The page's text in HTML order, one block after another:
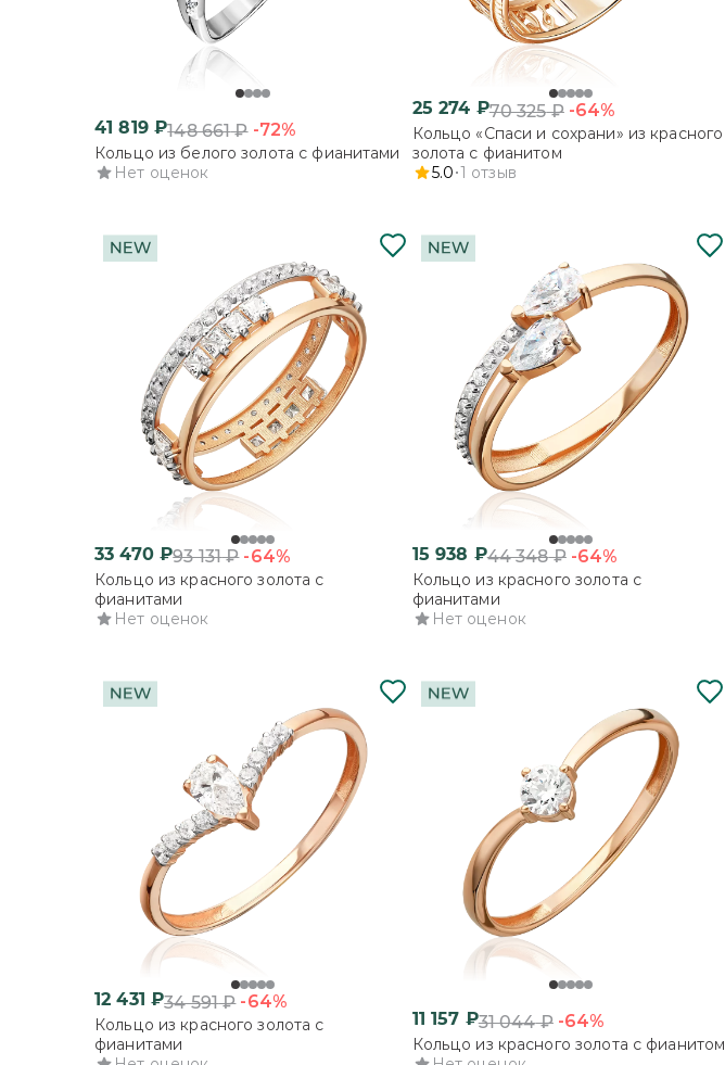
41 819₽148 661₽ -72%
Кольцо из белого золота с фианитами
Нет оценок
25 274 ₽70 325₽ -64%
Кольцо «Спаси и сохрани» из красного
золота с фианитом
5.0 1 отзыв
33 470₽93 131₽ -64%
Кольцо из красного золота с
фианитами
Нет оценок
15 938 ₽44 348₽ -64%
Кольцо из красного золота с
фианитами
Нет оценок
12 431 ₽34 591₽ -64%
Кольцо из красного золота с
фианитами
11 157 ₽31 044₽ -64%
Кольцо из красного золота с фианитом